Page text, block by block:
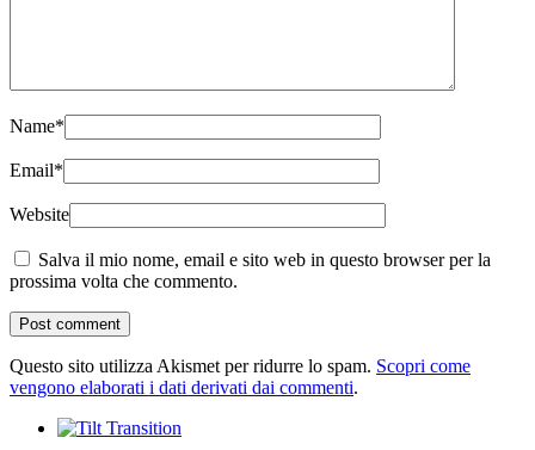
Name*
Email*
Website
Salva il mio nome, email e sito web in questo browser per la
prossima volta che commento.
Questo sito utilizza Akismet per ridurre lo spam. Scopri come
vengono elaborati i dati derivati dai commenti.